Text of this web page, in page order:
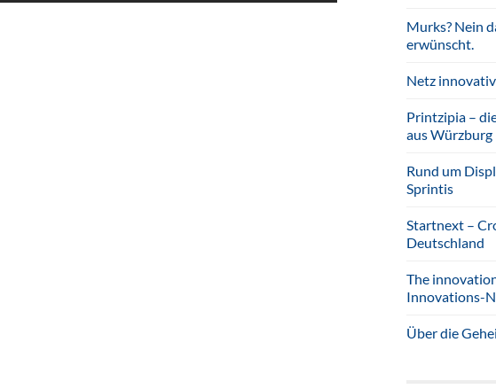
Murks? Nein
erwünscht.
Netz
Printzipia –
aus Würzburg
Rund um
Sprintis
Startnext –
Deutschland
The
Innovations-
Über die